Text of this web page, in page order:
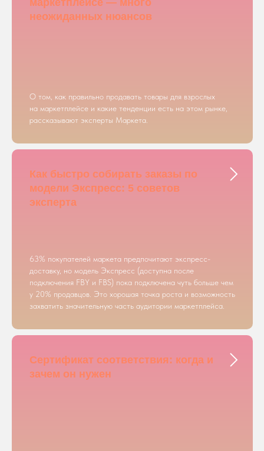
маркетплейсе — много
неожиданных нюансов
О том, как правильно продавать товары для взрослых
на маркетплейсе и какие тенденции есть на этом рынке,
рассказывают эксперты Маркета.
Как быстро собирать заказы по
модели Экспресс: 5 советов
эксперта
63% покупателей маркета предпочитают экспресс-
доставку, но модель Экспресс (доступна после
подключения FBY и FBS) пока подключена чуть больше чем
у 20% продавцов. Это хорошая точка роста и возможность
захватить значительную часть аудитории маркетплейса.
Сертификат соответствия: когда и
зачем он нужен